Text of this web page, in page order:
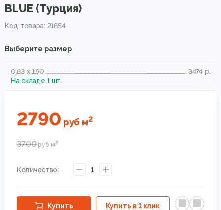
BLUE (Турция)
Код товара: 21654
Выберите размер
0.83 x 1.50
3474 р.
На складе 1 шт.
2790 руб м2
3700рубм2
Количество: 1
Купить Купить в 1 клик